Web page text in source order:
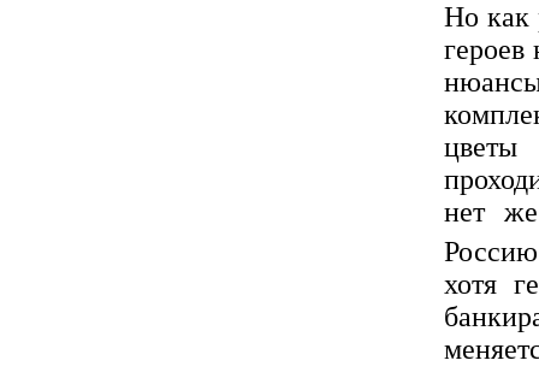
Но как
цветы
нет
хотя